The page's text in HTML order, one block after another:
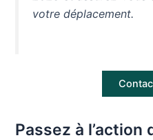
votre déplacement.
Passez à l’action